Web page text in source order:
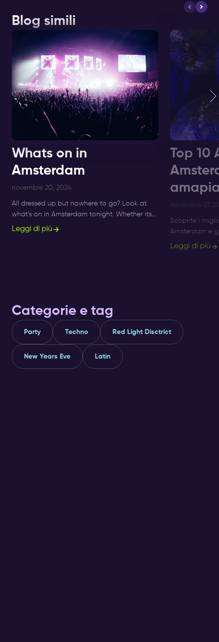
Blog simili
Whats on in
Amsterdam
novembre 20, 2024
All dressed up but nowhere to go? Look at
what’s on in Amsterdam tonight. Whether its
Sunday, Monday or Saturday- there is always
Leggi di più
Top 10
novembre 27,
Scoprite i
Amsterdam e
Amsterdam al
Leggi di più
Categorie e tag
Party Techno Red Light Disctrict
New Years Eve Latin